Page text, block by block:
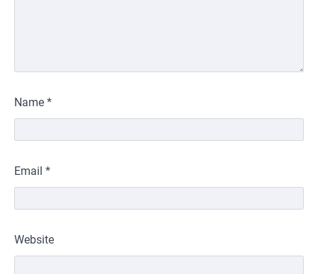
Name *
Email *
Website